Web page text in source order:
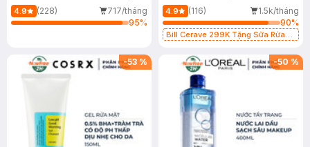
500ml
4.9 (228)
717/tháng
95%
473ml
4.9 (116)
1.5k/tháng
90%
Bill Cerave 299K Tặng Sữa Rửa
-53 % -50 %